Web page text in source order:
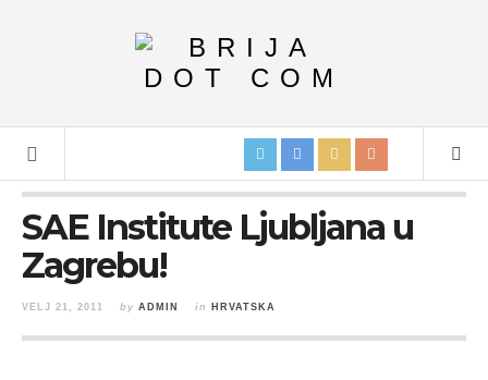
SAE Institute Ljubljana u
Zagrebu!
VELJ 21, 2011 by ADMIN in HRVATSKA